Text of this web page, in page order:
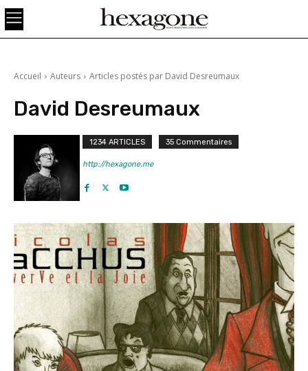
Accueil Auteurs Articles postés par David Desreumaux
David Desreumaux
1234 ARTICLES 35 Commentaires
http://hexagone.me